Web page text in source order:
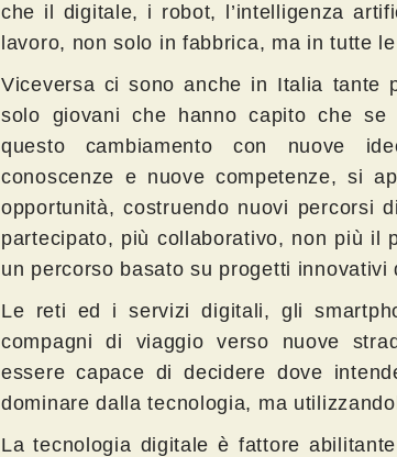
che il digitale, i robot, l’intelligenza
lavoro, non solo in fabbrica, ma in tutte
Viceversa ci sono anche in Italia tante
solo giovani che hanno capito che se
questo cambiamento con nuove
conoscenze e nuove competenze, si
opportunità, costruendo nuovi percorsi
partecipato, più collaborativo, non più il
un percorso basato su progetti innovativi
Le reti ed i servizi digitali, gli
compagni di viaggio verso nuove
essere capace di decidere dove
dominare dalla tecnologia, ma
La tecnologia digitale è fattore